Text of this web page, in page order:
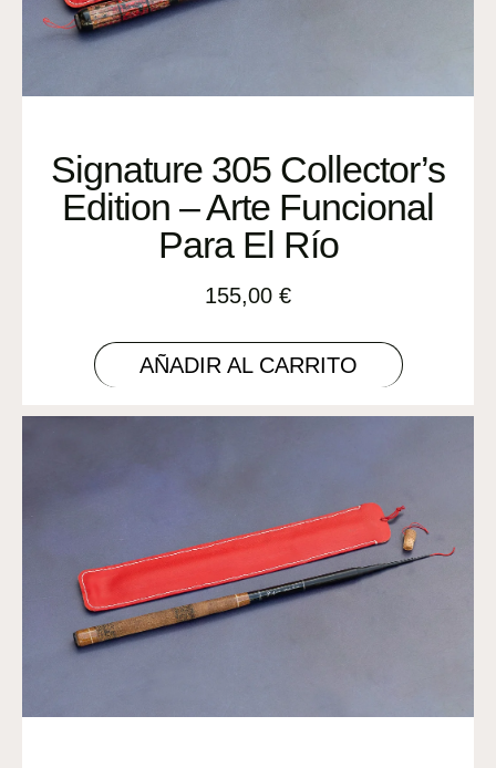
Signature 305 Collector’s
Edition – Arte Funcional
Para El Río
155,00 €
AÑADIR AL CARRITO